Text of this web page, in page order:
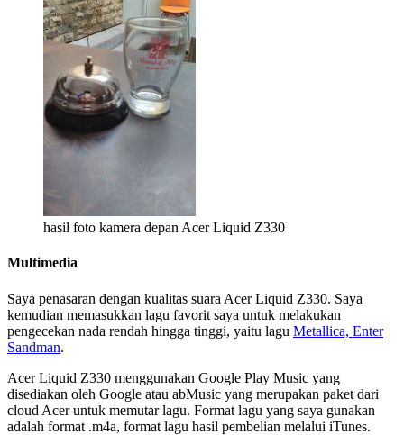
hasil foto kamera depan Acer Liquid Z330
Multimedia
Saya penasaran dengan kualitas suara Acer Liquid Z330. Saya
kemudian memasukkan lagu favorit saya untuk melakukan
pengecekan nada rendah hingga tinggi, yaitu lagu Metallica, Enter
Sandman.
Acer Liquid Z330 menggunakan Google Play Music yang
disediakan oleh Google atau abMusic yang merupakan paket dari
cloud Acer untuk memutar lagu. Format lagu yang saya gunakan
adalah format .m4a, format lagu hasil pembelian melalui iTunes.